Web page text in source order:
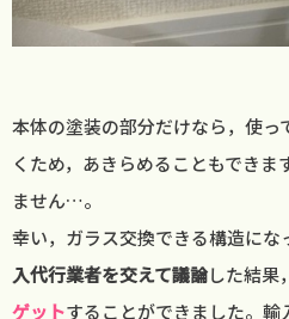
本体の塗装の部分だけなら，使っ
くため，あきらめることもできま
ません…。
幸い，ガラス交換できる構造にな
入代行業者を交えて議論した結果
ゲットすることができました。輸